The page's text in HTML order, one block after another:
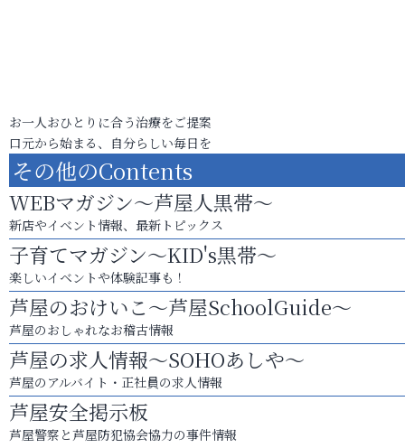
お一人おひとりに合う治療をご提案
口元から始まる、自分らしい毎日を
その他のContents
WEBマガジン～芦屋人黒帯～
新店やイベント情報、最新トピックス
子育てマガジン～KID's黒帯～
楽しいイベントや体験記事も！
芦屋のおけいこ～芦屋SchoolGuide～
芦屋のおしゃれなお稽古情報
芦屋の求人情報～SOHOあしや～
芦屋のアルバイト・正社員の求人情報
芦屋安全掲示板
芦屋警察と芦屋防犯協会協力の事件情報